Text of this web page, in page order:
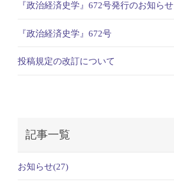
『政治経済史学』672号発行のお知らせ
『政治経済史学』672号
投稿規定の改訂について
記事一覧
お知らせ(27)